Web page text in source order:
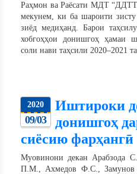
Раҳмон ва Раёсати МДТ
мекунем, ки ба шароити
зиёд медиҳанд. Барои
хобгоҳҳои донишгоҳ ҳамаи
соли нави таҳсили 2020–2021
2020
09/03
Иштироки
донишгоҳ
сиёсию фарҳангӣ
Муовинони декан Арабзода
П.М., Ахмедов Ф.С.,